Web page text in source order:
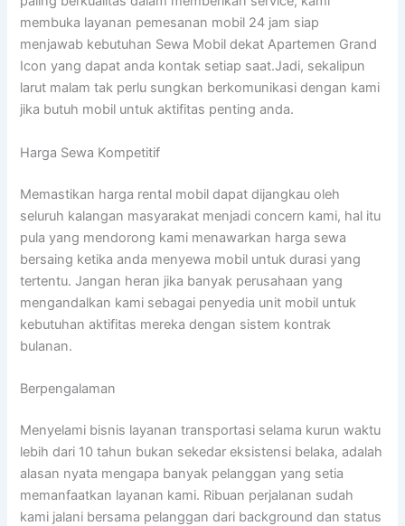
membuka layanan pemesanan mobil 24 jam siap
menjawab kebutuhan Sewa Mobil dekat Apartemen Grand
Icon yang dapat anda kontak setiap saat.Jadi, sekalipun
larut malam tak perlu sungkan berkomunikasi dengan kami
jika butuh mobil untuk aktifitas penting anda.
Harga Sewa Kompetitif
Memastikan harga rental mobil dapat dijangkau oleh
seluruh kalangan masyarakat menjadi concern kami, hal itu
pula yang mendorong kami menawarkan harga sewa
bersaing ketika anda menyewa mobil untuk durasi yang
tertentu. Jangan heran jika banyak perusahaan yang
mengandalkan kami sebagai penyedia unit mobil untuk
kebutuhan aktifitas mereka dengan sistem kontrak
bulanan.
Berpengalaman
Menyelami bisnis layanan transportasi selama kurun waktu
lebih dari 10 tahun bukan sekedar eksistensi belaka, adalah
alasan nyata mengapa banyak pelanggan yang setia
memanfaatkan layanan kami. Ribuan perjalanan sudah
kami jalani bersama pelanggan dari background dan status